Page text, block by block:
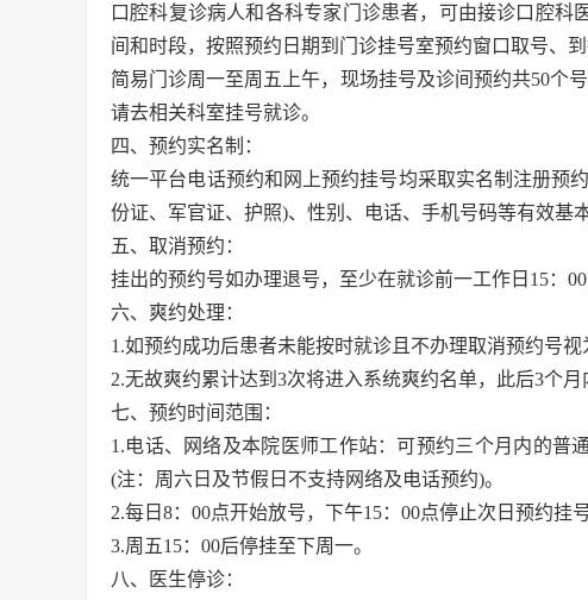
口腔科复诊病人和各科专家门诊患者，可由接诊口腔
间和时段，按照预约日期到门诊挂号室预约窗口取号、到
简易门诊周一至周五上午，现场挂号及诊间预约共50个
请去相关科室挂号就诊。
四、预约实名制：
统一平台电话预约和网上预约挂号均采取实名制注册预
份证、军官证、护照)、性别、电话、手机号码等有效基
五、取消预约：
挂出的预约号如办理退号，至少在就诊前一工作日15：
六、爽约处理：
1.如预约成功后患者未能按时就诊且不办理取消预约号视
2.无故爽约累计达到3次将进入系统爽约名单，此后3个月
七、预约时间范围：
1.电话、网络及本院医师工作站：可预约三个月内的普
(注：周六日及节假日不支持网络及电话预约)。
2.每日8：00点开始放号，下午15：00点停止次日预约挂号
3.周五15：00后停挂至下周一。
八、医生停诊：